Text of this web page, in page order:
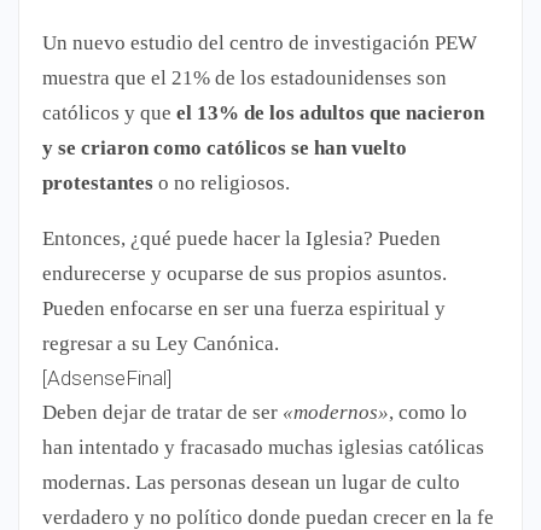
Un nuevo estudio del centro de investigación PEW
muestra que el 21% de los estadounidenses son
católicos y que el 13% de los adultos que nacieron
y se criaron como católicos se han vuelto
protestantes o no religiosos.
Entonces, ¿qué puede hacer la Iglesia? Pueden
endurecerse y ocuparse de sus propios asuntos.
Pueden enfocarse en ser una fuerza espiritual y
regresar a su Ley Canónica.
[AdsenseFinal]
Deben dejar de tratar de ser «modernos», como lo
han intentado y fracasado muchas iglesias católicas
modernas. Las personas desean un lugar de culto
verdadero y no político donde puedan crecer en la fe